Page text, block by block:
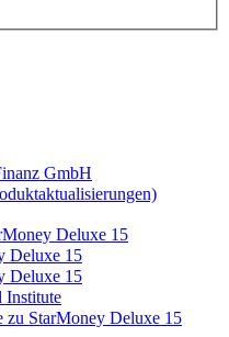
GmbH
Deluxe 15
Deluxe 15
Deluxe 15
StarMoney Deluxe 15